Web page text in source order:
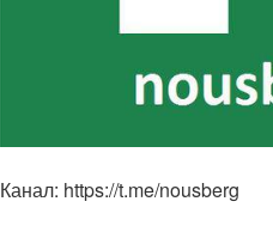
Канал: https://t.me/nousberg